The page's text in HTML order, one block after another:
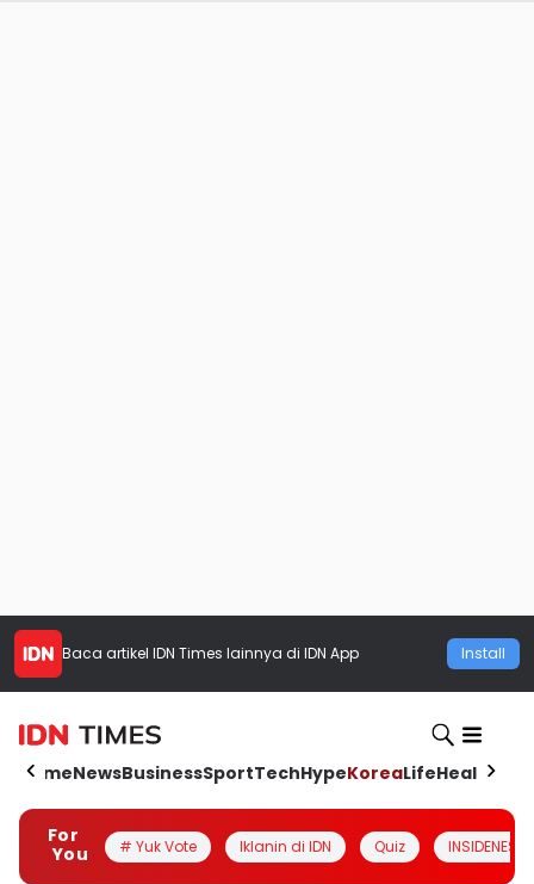
Baca artikel IDN Times lainnya di IDN App Install
HomeNewsBusinessSportTechHypeKoreaLifeHealth
For
You
# Yuk Vote Iklanin di IDN Quiz INSIDENESIA